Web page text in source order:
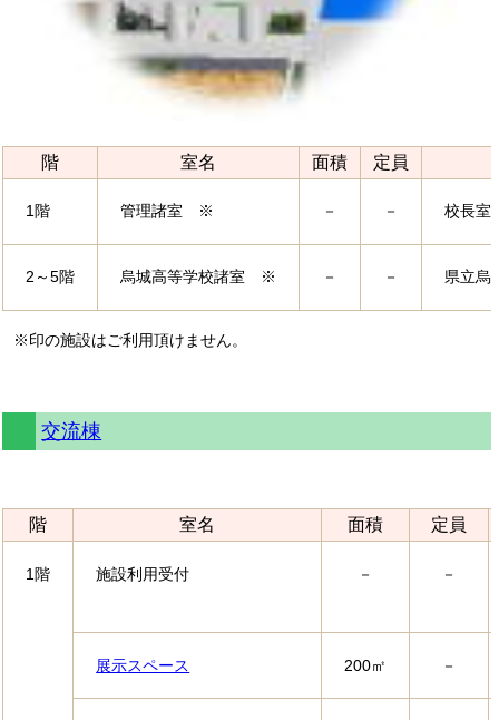
階 室名 面積 定員
1階 管理諸室 ※ － － 校長室
2～5階 烏城高等学校諸室 ※ － － 県立烏
※印の施設はご利用頂けません。
交流棟
階 室名 面積 定員
1階 施設利用受付 － －
展示スペース 200㎡ －